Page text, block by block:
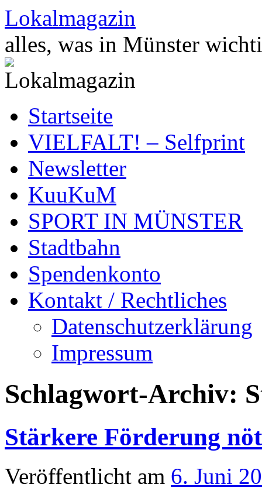
Zum
Inhalt
springen
Lokalmagazin
alles, was in Münster
Startseite
VIELFALT! – Selfprint
Newsletter
KuuKuM
SPORT IN MÜNSTER
Stadtbahn
Spendenkonto
Kontakt / Rechtliches
Datenschutzerklärung
Impressum
Schlagwort-Archiv:
Stärkere Förderung
Veröffentlicht am 6. Juni